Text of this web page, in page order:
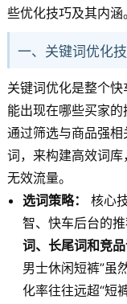
些优化技巧及其内涵。
一、关键词优化技
关键词优化是整个
能出现在哪些买家
通过筛选与商品强
词，来构建高效词
无效流量。
选词策略：
核心
智、快车后台的
词、长尾词和竞
男士休闲短裤”虽
化率往往远超“短